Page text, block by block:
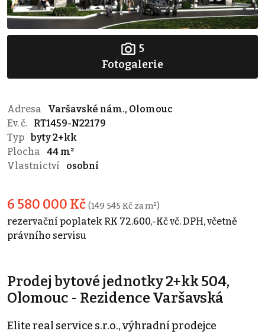
5
Fotogalerie
Adresa
Varšavské nám., Olomouc
Ev. č.
RT1459-N22179
Typ byty 2+kk
Plocha
44 m²
Vlastnictví
osobní
6 580 000 Kč (149 545 Kč za m²)
rezervační poplatek RK 72.600,-Kč vč. DPH, včetně
právního servisu
Prodej bytové jednotky 2+kk 504,
Olomouc - Rezidence Varšavská
Elite real service s.r.o., výhradní prodejce